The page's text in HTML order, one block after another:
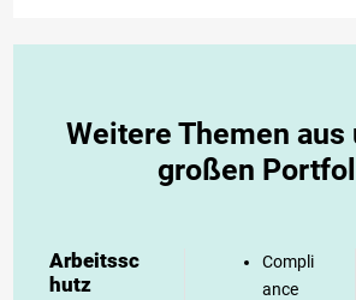
Weitere Themen aus
großen
Arbeitssc
hutz
Compli
ance